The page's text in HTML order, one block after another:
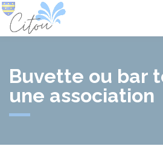
Buvette ou bar
une association